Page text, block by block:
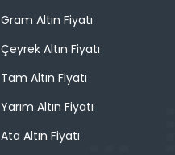
Gram Altın Fiyatı
Çeyrek Altın Fiyatı
Tam Altın Fiyatı
Yarım Altın Fiyatı
Ata Altın Fiyatı